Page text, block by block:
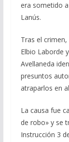
era sometido
Lanús.
Tras el
Elbio Laborde
Avellaneda
presuntos
atraparlos en
La causa fue
de robo» y se
Instrucción 3